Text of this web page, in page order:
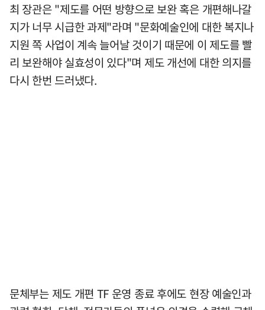
최 장관은 "제도를 어떤 방향으로 보완 혹은 개편해나갈
지가 너무 시급한 과제"라며 "문화예술인에 대한 복지나
지원 쪽 사업이 계속 늘어날 것이기 때문에 이 제도를 빨
리 보완해야 실효성이 있다"며 제도 개선에 대한 의지를
다시 한번 드러냈다.
문체부는 제도 개편 TF 운영 종료 후에도 현장 예술인과